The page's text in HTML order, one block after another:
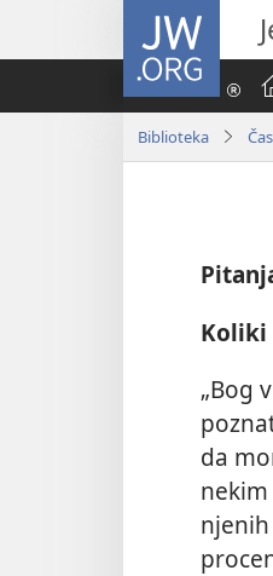
JW.ORG
Biblioteka
Koliki
„Bog
da